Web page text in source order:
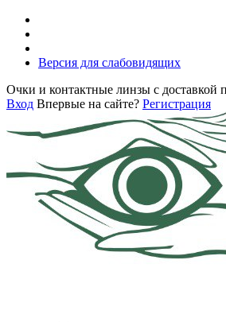
Версия для слабовидящих
Очки и контактные линзы с доставкой
Вход Впервые на сайте? Регистрация